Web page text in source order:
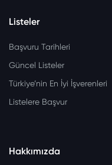
Listeler
Başvuru Tarihleri
Güncel Listeler
Türkiye’nin En İyi İşverenleri
Listelere Başvur
Hakkımızda